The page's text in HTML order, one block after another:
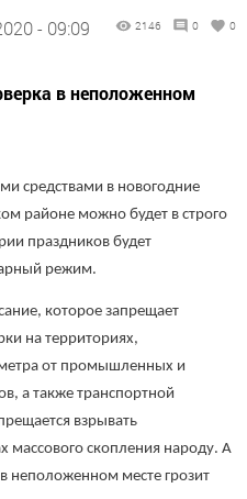
- 09:09 2146 0 0
в неположенном
средствами в новогодние
районе можно будет в строго
праздников будет
режим.
которое запрещает
на территориях,
от промышленных и
а также транспортной
взрывать
массового скопления народу. А
неположенном месте грозит